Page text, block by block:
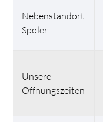
Nebenstandort
Spoler
Unsere
Öffnungszeiten